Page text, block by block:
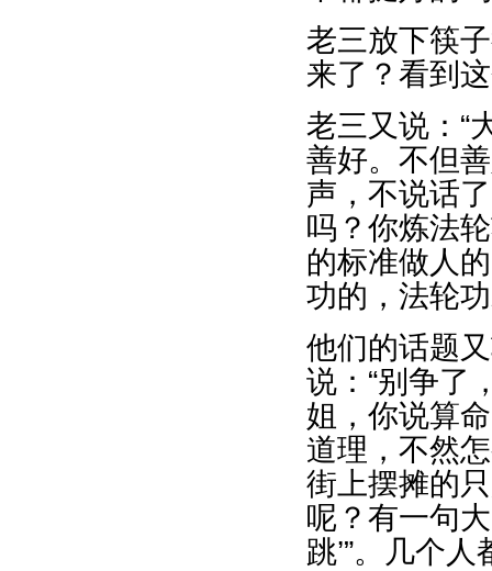
老三放下筷
来了？看到
老三又说：“
善好。不但
声，不说话
吗？你炼法
的标准做人
功的，法轮
他们的话题
说：“别争了
姐，你说算
道理，不然
街上摆摊的
呢？有一句
跳’”。几个